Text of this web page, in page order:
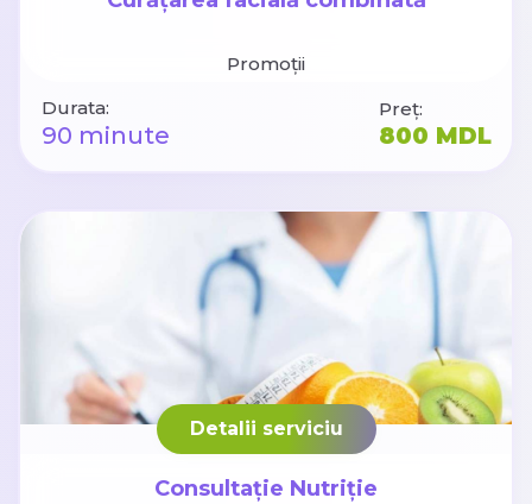
Promoții
Durata:
90 minute
Preț:
800 MDL
Detalii serviciu
Consultație Nutriție